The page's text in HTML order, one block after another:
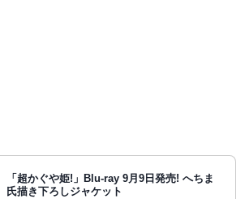
「超かぐや姫!」Blu-ray 9月9日発売! へちま
氏描き下ろしジャケット